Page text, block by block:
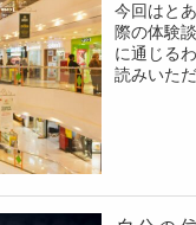
今回はと
際の体験
に通じる
読みいた